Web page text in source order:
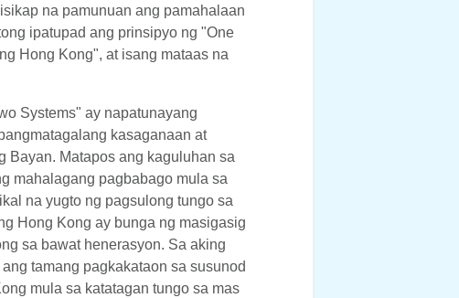
na pamunuan ang pamahalaan
ipatupad ang prinsipyo ng "One
Hong Kong", at isang mataas na
Systems" ay napatunayang
kasaganaan at
Bayan. Matapos ang kaguluhan sa
mahalagang pagbabago mula sa
na yugto ng pagsulong tungo sa
Hong Kong ay bunga ng masigasig
sa bawat henerasyon. Sa aking
tamang pagkakataon sa susunod
mula sa katatagan tungo sa mas